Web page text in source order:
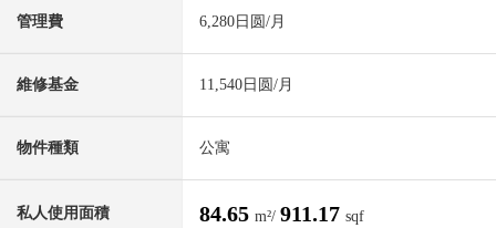
管理費 6,280日圆/月
維修基金 11,540日圆/月
物件種類 公寓
私人使用面積 84.65 m²/ 911.17 sqf